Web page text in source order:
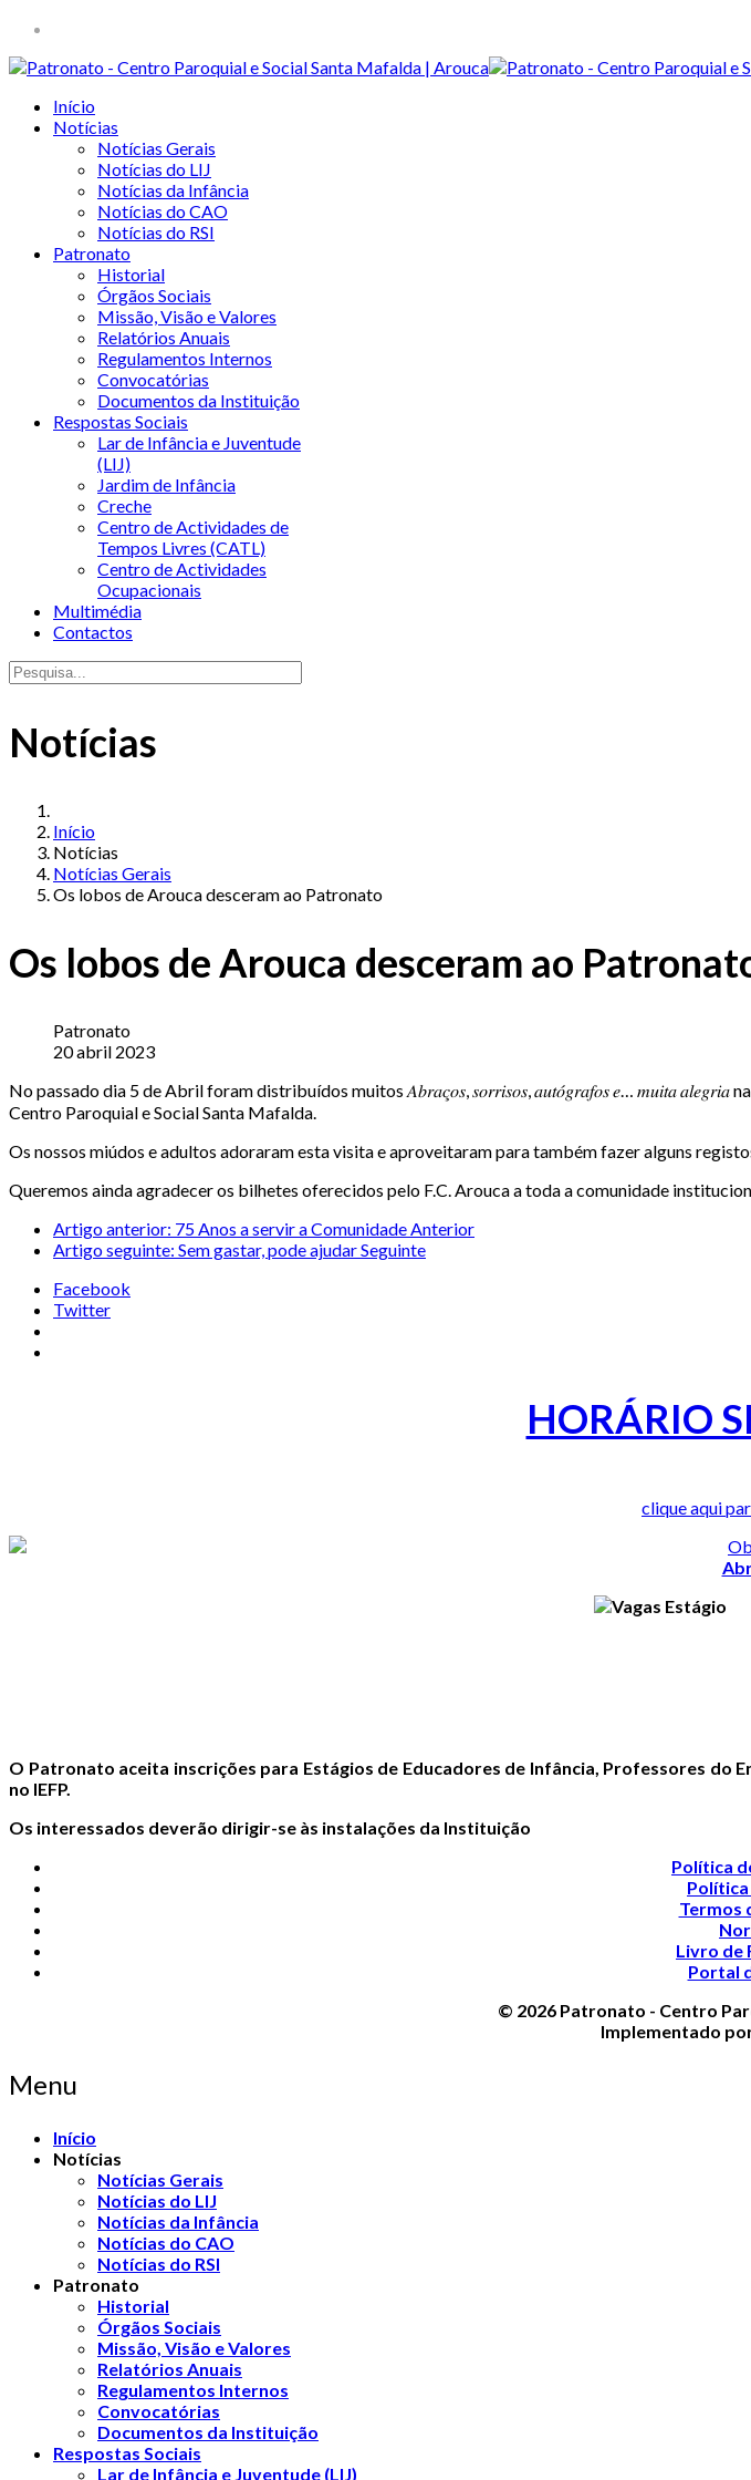
Início
Notícias
Notícias Gerais
Notícias do LIJ
Notícias da Infância
Notícias do CAO
Notícias do RSI
Patronato
Historial
Órgãos Sociais
Missão, Visão e Valores
Relatórios Anuais
Regulamentos Internos
Convocatórias
Documentos da Instituição
Respostas Sociais
Lar de Infância e Juventude
(LIJ)
Jardim de Infância
Creche
Centro de Actividades de
Tempos Livres (CATL)
Centro de Actividades
Ocupacionais
Multimédia
Contactos
Notícias
Início
Notícias
Notícias Gerais
Os lobos de Arouca desceram ao Patronato
Os lobos de Arouca desceram ao
Patronato
20 abril 2023
No passado dia 5 de Abril foram distribuídos muitos 𝐴𝑏𝑟𝑎𝑐̧𝑜𝑠, 𝑠𝑜𝑟𝑟𝑖𝑠𝑜𝑠, 𝑎𝑢𝑡𝑜́𝑔𝑟𝑎𝑓𝑜𝑠 𝑒… 𝑚𝑢𝑖𝑡𝑎
Centro Paroquial e Social Santa Mafalda.
Os nossos miúdos e adultos adoraram esta visita e aproveitaram para também fazer alguns
Queremos ainda agradecer os bilhetes oferecidos pelo F.C. Arouca a toda a comunidade
Artigo anterior: 75 Anos a servir a Comunidade Anterior
Artigo seguinte: Sem gastar, pode ajudarSeguinte
Facebook
Twitter
HORÁRIO
clique aqui
O Patronato aceita inscrições para Estágios de Educadores de Infância, Professores do
no IEFP.
Os interessados deverão dirigir-se às instalações da Instituição
Política
Termos
Livro de
Portal
© 2026 Patronato - Centro
Implementado
Menu
Início
Notícias
Notícias Gerais
Notícias do LIJ
Notícias da Infância
Notícias do CAO
Notícias do RSI
Patronato
Historial
Órgãos Sociais
Missão, Visão e Valores
Relatórios Anuais
Regulamentos Internos
Convocatórias
Documentos da Instituição
Respostas Sociais
Lar de Infância e Juventude (LIJ)